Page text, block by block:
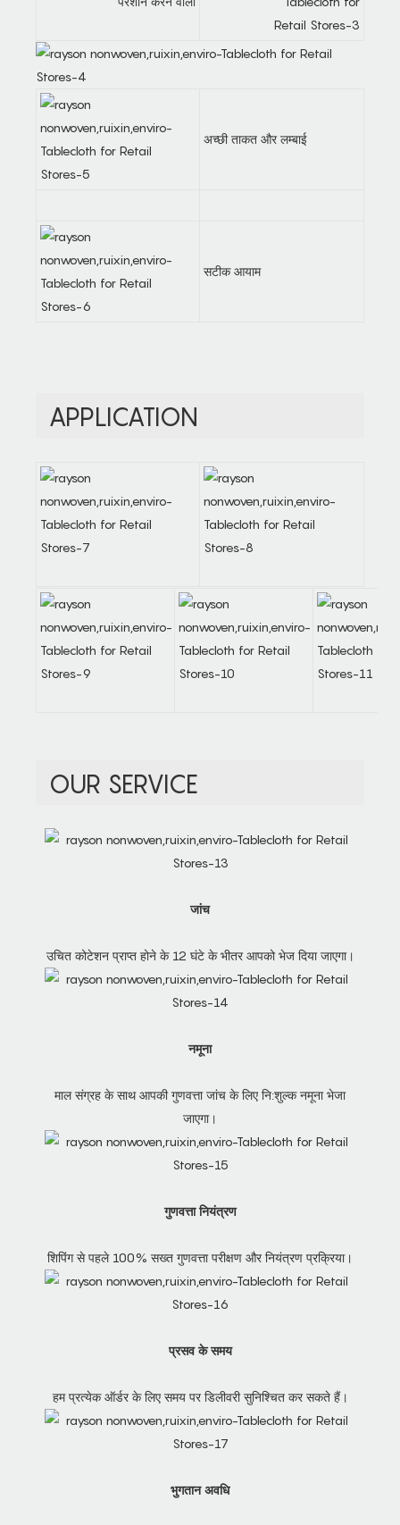
अच्छी ताकत और लम्बाई
सटीक आयाम
APPLICATION
OUR SERVICE
जांच
उचित कोटेशन प्राप्त होने के 12 घंटे के भीतर आपको भेज दिया जाएगा।
नमूना
माल संग्रह के साथ आपकी गुणवत्ता जांच के लिए नि:शुल्क नमूना भेजा
जाएगा।
गुणवत्ता नियंत्रण
शिपिंग से पहले 100% सख्त गुणवत्ता परीक्षण और नियंत्रण प्रक्रिया।
प्रसव के समय
हम प्रत्येक ऑर्डर के लिए समय पर डिलीवरी सुनिश्चित कर सकते हैं।
भुगतान अवधि